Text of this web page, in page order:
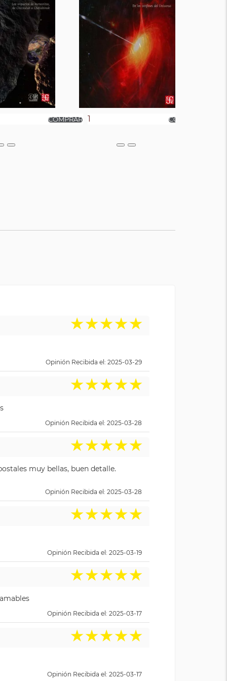
★★★★★
Opinión Recibida el: 2025-03-29
★★★★★
Opinión Recibida el: 2025-03-28
★★★★★
muy bellas, buen detalle.
Opinión Recibida el: 2025-03-28
★★★★★
Opinión Recibida el: 2025-03-19
★★★★★
Opinión Recibida el: 2025-03-17
★★★★★
Opinión Recibida el: 2025-03-17